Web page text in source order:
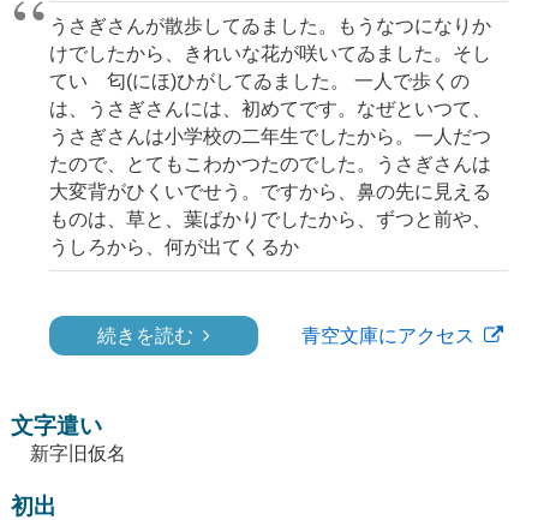
うさぎさんが散歩してゐました。もうなつになりか
けでしたから、きれいな花が咲いてゐました。そし
ていゝ匂(にほ)ひがしてゐました。 一人で歩くの
は、うさぎさんには、初めてです。なぜといつて、
うさぎさんは小学校の二年生でしたから。一人だつ
たので、とてもこわかつたのでした。うさぎさんは
大変背がひくいでせう。ですから、鼻の先に見える
ものは、草と、葉ばかりでしたから、ずつと前や、
うしろから、何が出てくるか
続きを読む 青空文庫にアクセス
文字遣い
新字旧仮名
初出